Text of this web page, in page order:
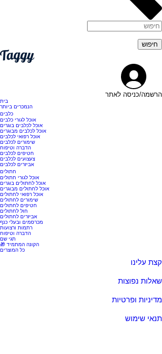
הרשמה/כניסה לאתר
בית
הנמכרים ביותר
כלבים
אוכל לגורי כלבים
אוכל לכלבים בוגרים
אוכל לכלבים מבוגרים
אוכל רפואי לכלבים
שימורים לכלבים
הדברה וטיפוח
חטיפים לכלבים
צעצועים לכלבים
אביזרים לכלבים
חתולים
אוכל לגורי חתולים
אוכל לחתולים בוגרים
אוכל לחתולים מבוגרים
אוכל רפואי לחתולים
שימורים לחתולים
חטיפים לחתולים
חול לחתולים
אביזרים לחתולים
מכרסמים ובעלי כנף
רתמות ורצועות
הדברה וטיפוח
תגי שם
🎁 הקונה המתמיד
כל המוצרים
קצת עלינו
שאלות נפוצות
מדיניות ופרטיות
תנאי שימוש